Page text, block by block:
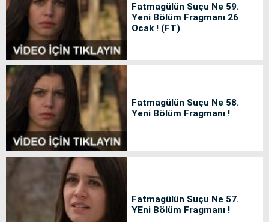
Fatmagülün Suçu Ne 59.
Yeni Bölüm Fragmanı 26
Ocak ! (FT)
Fatmagülün Suçu Ne 58.
Yeni Bölüm Fragmanı !
Fatmagülün Suçu Ne 57.
YEni Bölüm Fragmanı !